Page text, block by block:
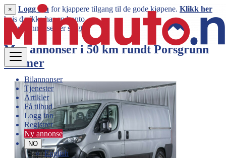
Bilannonser
Tjenester
Artikler
Få tilbud
Logg inn
Registrer
Ny annonse
NO
English
× Logg inn for kjappere tilgang til de gode kjøpene. Klikk her
hvis du ikke har en konto.
Denne annonsen er solgt
Mer annonser i 50 km rundtPorsgrunn
Vis mer